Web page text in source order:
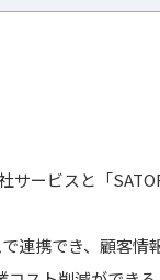
サービスと「
連携でき、顧客